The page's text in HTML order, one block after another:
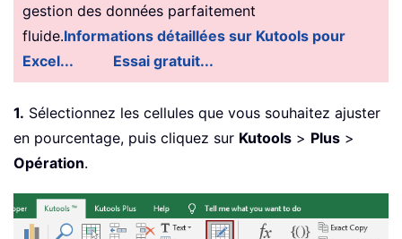
gestion des données parfaitement
fluide.Informations détaillées sur Kutools pour
Excel...
Essai gratuit...
1. Sélectionnez les cellules que vous souhaitez ajuster
en pourcentage, puis cliquez sur Kutools > Plus >
Opération.